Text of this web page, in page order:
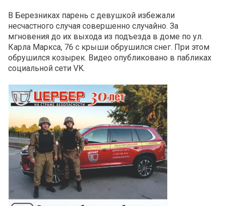
В Березниках парень с девушкой избежали
несчастного случая совершенно случайно. За
мгновения до их выхода из подъезда в доме по ул.
Карла Маркса, 76 с крыши обрушился снег. При этом
обрушился козырек. Видео опубликовано в пабликах
социальной сети VK.